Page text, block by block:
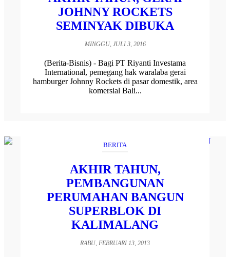
JOHNNY ROCKETS
SEMINYAK DIBUKA
MINGGU, JULI 3, 2016
(Berita-Bisnis) - Bagi PT Riyanti Investama
International, pemegang hak waralaba gerai
hamburger Johnny Rockets di pasar domestik, area
komersial Bali...
BERITA
AKHIR TAHUN,
PEMBANGUNAN
PERUMAHAN BANGUN
SUPERBLOK DI
KALIMALANG
RABU, FEBRUARI 13, 2013